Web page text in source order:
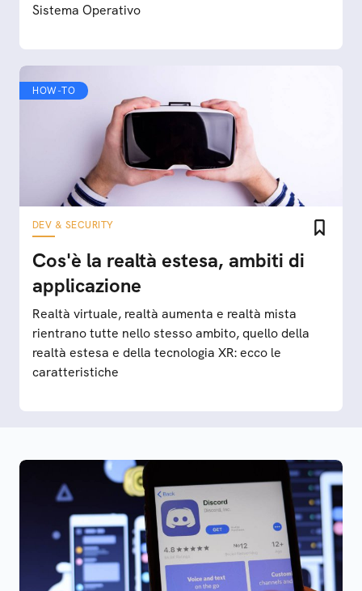
Sistema Operativo
HOW-TO
DEV & SECURITY
Cos'è la realtà estesa, ambiti di
applicazione
Realtà virtuale, realtà aumenta e realtà mista
rientrano tutte nello stesso ambito, quello della
realtà estesa e della tecnologia XR: ecco le
caratteristiche